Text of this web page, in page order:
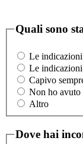
Quali sono
Le
Le
Capivo
Non ho avuto
Altro
Dove hai